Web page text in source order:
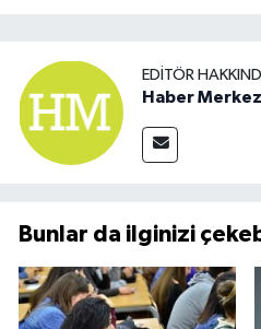
EDITÖR
Haber
Bunlar da ilginizi